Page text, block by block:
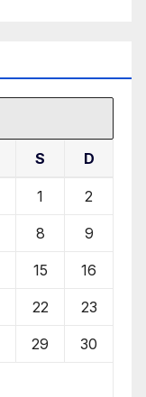
S D
1 2
8 9
15 16
22 23
29 30